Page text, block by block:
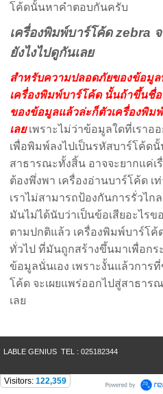
โค้ดนั้นหาคำตอบกันครับ
เครื่องพิมพ์บาร์โค้ด zebra
ยังไงไปดูกันเลย
สำหรับความปลอดภัยของข้อมู
เครื่องพิมพ์บาร์โค้ด นั้นถ้าขึ้นชื่อ
ของข้อมูลแล้วล่ะก็ตัวเครื่องพิม
เลยเพราะไม่ว่าข้อมูลใดที่เราอ
เพื่อพิมพ์ลงไปเป็นรหัสบาร์โค้ด
สาธารณะทั้งสิ้น อาจจะยากแค่
ต้องพึ่งพา เครื่องอ่านบาร์โค้ด เ
เราไม่สามารถป้องกันการรั่วไก
มันไม่ได้นับว่าเป็นข้อเสียอะไรข
ตามปกติแล้ว เครื่องพิมพ์บาร์โค้
ทั่วไป ที่มันถูกสร้างขึ้นมาเพื่อกร
ข้อมูลนั่นเอง เพราะงั้นแล้วการ
โค้ด จะเผยแพร่ออกไปสู่สาธาร
เลย
LABLE GENIUS TEL : 025182344
Visitors: 122,359